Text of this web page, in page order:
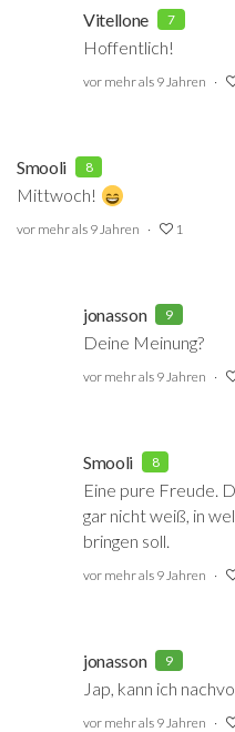
Vitellone 7
Hoffentlich!
vor mehr als 9 Jahren
Smooli 8
Mittwoch!
vor mehr als 9 Jahren 1
jonasson 9
Deine Meinung?
vor mehr als 9 Jahren
Smooli 8
Eine pure Freude.
gar nicht weiß, in
bringen soll.
vor mehr als 9 Jahren
jonasson 9
Jap, kann ich
vor mehr als 9 Jahren